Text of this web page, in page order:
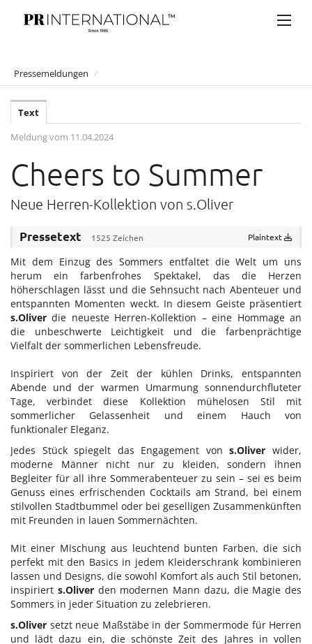
PRESSEMELDUNGEN
Anelia Peschev
Artner Gasthaus auf der Wieden
Atil Kutoglu
Claus Tyler
comma
Eduard Angeli
Falstaff Living
Find My Home
Galerie Kovacek & Zetter
Joji Hattori / Shiki
Julius Meinl
Kovacek Contemporary
La Biosthétique
Longchamp
Louis Vuitton
Oliver Heemeyer
PR International
Sabine Wiedenhofer
SKREIN*
Pressemeldungen /
Text
Meldung vom 11.04.2024
Cheers to Summer
Neue Herren-Kollektion von s.Oliver
Pressetext 1525 Zeichen Plaintext
Mit dem Einzug des Sommers entfaltet die Welt um uns
herum ein farbenfrohes Spektakel, das die Herzen
höherschlagen lässt und die Sehnsucht nach Abenteuer und
entspannten Momenten weckt. In diesem Geiste präsentiert
s.Oliver die neueste Herren-Kollektion – eine Hommage an
die unbeschwerte Leichtigkeit und die farbenprächtige
Vielfalt der sommerlichen Lebensfreude.
Inspiriert von der Zeit der kühlen Drinks, entspannten
Abende und der warmen Umarmung sonnendurchfluteter
Tage, verbindet diese Kollektion mühelosen Stil mit
sommerlicher Gelassenheit und einem Hauch von
funktionaler Eleganz.
Jedes Stück spiegelt das Engagement vons.Oliver wider,
moderne Männer nicht nur zu kleiden, sondern ihnen
Begleiter für all ihre Sommerabenteuer zu sein – sei es beim
Genuss eines erfrischenden Cocktails am Strand, bei einem
stilvollen Stadtbummel oder bei geselligen Zusammenkünften
mit Freunden in lauen Sommernächten.
Mit einer Mischung aus leuchtend bunten Farben, die sich
perfekt mit den Basics in jedem Kleiderschrank kombinieren
lassen und Designs, die sowohl Komfort als auch Stil betonen,
inspiriert s.Oliverden modernen Mann dazu, die Magie des
Sommers in jeder Situation zu zelebrieren.
s.Oliver setzt neue Maßstäbe in der Sommermode für Herren
und lädt dazu ein, die schönste Zeit des Jahres in vollen